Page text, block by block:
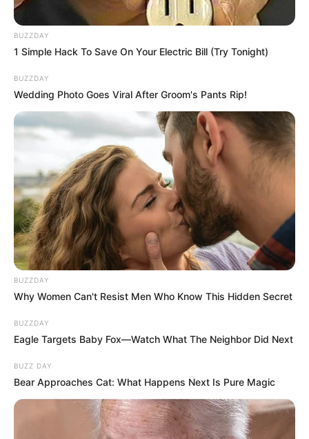
BUZZDAY
1 Simple Hack To Save On Your Electric Bill (Try Tonight)
BUZZDAY
Wedding Photo Goes Viral After Groom's Pants Rip!
BUZZDAY
Why Women Can't Resist Men Who Know This Hidden Secret
BUZZDAY
Eagle Targets Baby Fox—Watch What The Neighbor Did Next
BUZZ DAY
Bear Approaches Cat: What Happens Next Is Pure Magic